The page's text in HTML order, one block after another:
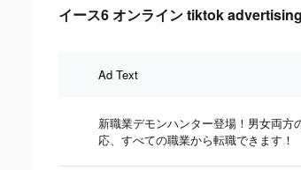
イース6 オンライン tiktok
Ad Text
新職業デモンハンター登場！男女両方
応、すべての職業から転職できます！